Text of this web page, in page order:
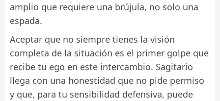
amplio que requiere una brújula, no solo una
espada.
Aceptar que no siempre tienes la visión
completa de la situación es el primer golpe que
recibe tu ego en este intercambio. Sagitario
llega con una honestidad que no pide permiso
y que, para tu sensibilidad defensiva, puede